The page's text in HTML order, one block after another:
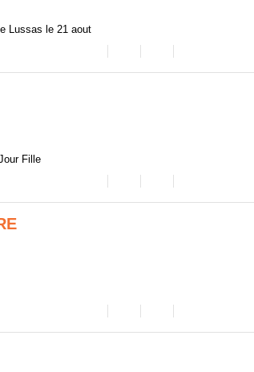
Lussas le 21 aout
Fille